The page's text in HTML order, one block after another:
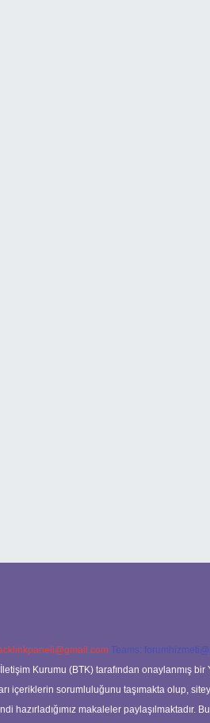
Teams:
Kurumu (BTK) tarafından onaylanmış
içeriklerin sorumluluğunu taşımakta olup,
hazırladığımız makaleler